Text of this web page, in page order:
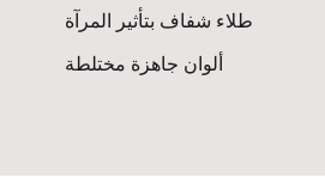
طلاء شفاف بتأثير المرآة
ألوان جاهزة مختلطة